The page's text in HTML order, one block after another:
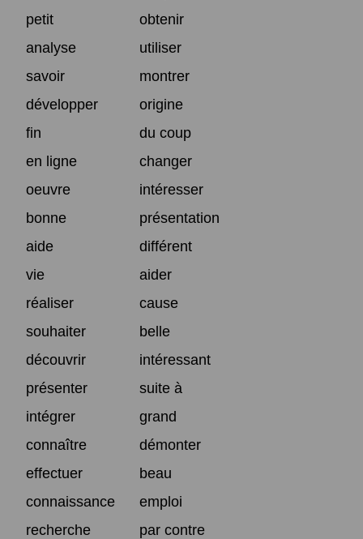
petit
obtenir
analyse
utiliser
savoir
montrer
développer
origine
fin
du coup
en ligne
changer
oeuvre
intéresser
bonne
présentation
aide
différent
vie
aider
réaliser
cause
souhaiter
belle
découvrir
intéressant
présenter
suite à
intégrer
grand
connaître
démonter
effectuer
beau
connaissance
emploi
recherche
par contre